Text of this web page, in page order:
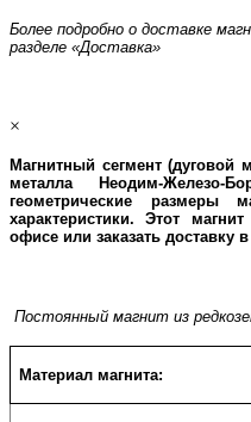
Более подробно о доставке
разделе «Доставка»
×
Магнитный сегмент (дуговой
металла Неодим-
геометрические размеры
характеристики. Этот
офисе или заказать доставку
Постоянный магнит из
Материал магнита: